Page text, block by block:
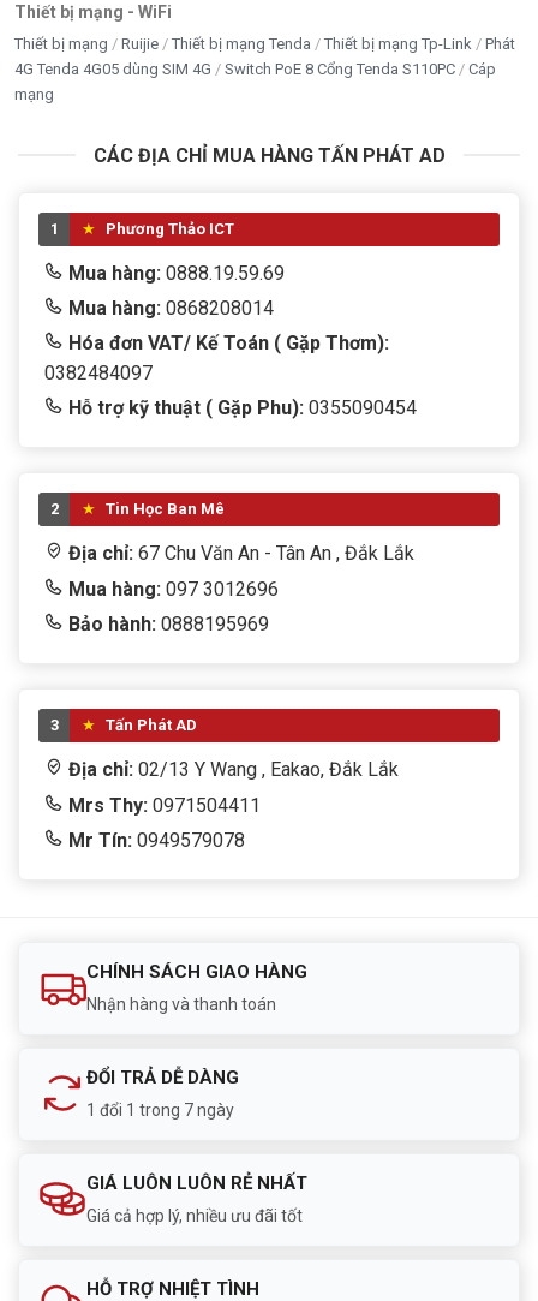
Thiết bị mạng - WiFi
Thiết bị mạng Ruijie Thiết bị mạng Tenda Thiết bị mạng Tp-Link
Phát
4G Tenda 4G05 dùng SIM 4G
Switch PoE 8 Cổng Tenda S110PC
Cáp
mạng
CÁC ĐỊA CHỈ MUA HÀNG TẤN PHÁT AD
1 Phương Thảo ICT
Mua hàng: 0888.19.59.69
Mua hàng: 0868208014
Hóa đơn VAT/ Kế Toán ( Gặp Thơm):
0382484097
Hỗ trợ kỹ thuật ( Gặp Phu): 0355090454
2 Tin Học Ban Mê
Địa chỉ: 67 Chu Văn An - Tân An , Đắk Lắk
Mua hàng: 097 3012696
Bảo hành: 0888195969
3 Tấn Phát AD
Địa chỉ: 02/13 Y Wang , Eakao, Đắk Lắk
Mrs Thy: 0971504411
Mr Tín: 0949579078
CHÍNH SÁCH GIAO HÀNG
Nhận hàng và thanh toán
ĐỔI TRẢ DỄ DÀNG
1 đổi 1 trong 7 ngày
GIÁ LUÔN LUÔN RẺ NHẤT
Giá cả hợp lý, nhiều ưu đãi tốt
HỖ TRỢ NHIỆT TÌNH